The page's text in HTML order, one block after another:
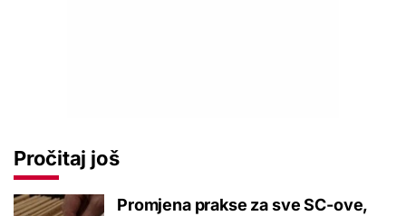
Pročitaj još
Promjena prakse za sve SC-ove,